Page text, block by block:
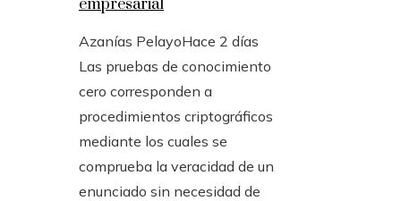
empresarial
Azanías PelayoHace 2 días
Las pruebas de conocimiento
cero corresponden a
procedimientos criptográficos
mediante los cuales se
comprueba la veracidad de un
enunciado sin necesidad de